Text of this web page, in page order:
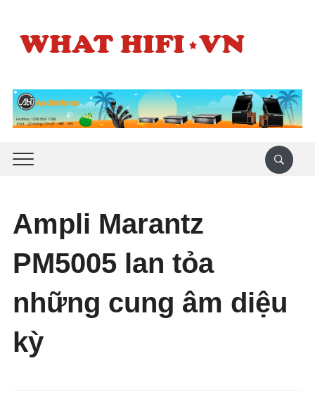
Ampli Marantz
PM5005 lan tỏa
những cung âm diệu
kỳ